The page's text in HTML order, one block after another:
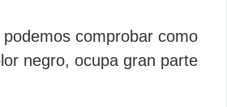
comprobar como
negro, ocupa gran parte